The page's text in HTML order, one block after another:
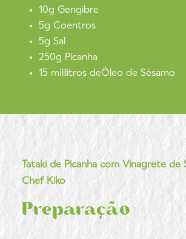
Tataki de Picanha com Vinagrete de
Chef Kiko
Preparação
10g Gengibre
5g Coentros
5g Sal
250g Picanha
15 mililitros deÓleo de Sésamo